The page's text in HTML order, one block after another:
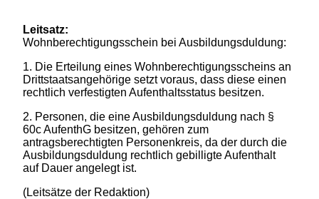
Leitsatz:
Wohnberechtigungsschein bei Ausbildungsduldung:
1. Die Erteilung eines Wohnberechtigungsscheins an
Drittstaatsangehörige setzt voraus, dass diese einen
rechtlich verfestigten Aufenthaltsstatus besitzen.
2. Personen, die eine Ausbildungsduldung nach §
60c AufenthG besitzen, gehören zum
antragsberechtigten Personenkreis, da der durch die
Ausbildungsduldung rechtlich gebilligte Aufenthalt
auf Dauer angelegt ist.
(Leitsätze der Redaktion)